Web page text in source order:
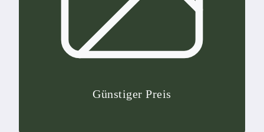
Günstiger Preis